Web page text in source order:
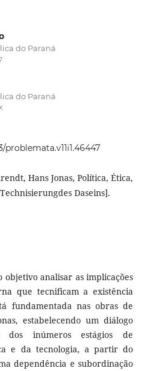
do Paraná
do Paraná
Hans Jonas, Política, Ética,
Daseins].
analisar as implicações
que tecnificam a existência
fundamentada nas obras de
estabelecendo um diálogo
inúmeros estágios de
e da tecnologia, a partir do
dependência e subordinação